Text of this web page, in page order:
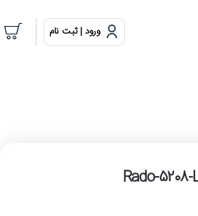
ورود | ثبت نام